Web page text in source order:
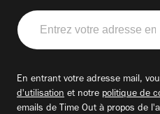
Entrez
votre
adresse
En entrant votre adresse mail,
d'utilisation et notre politique de
emails de Time Out à propos de